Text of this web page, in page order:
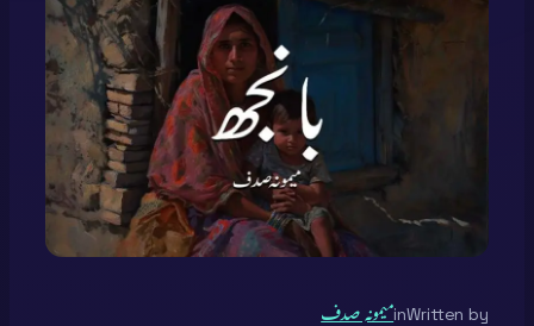
Written by
inمیمونہ صدف